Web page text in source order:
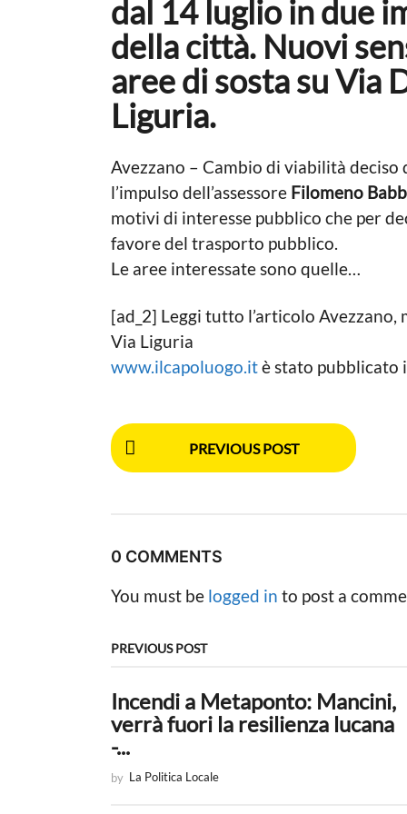
n
o
g
n
e
dal 14 luglio in due
della città. Nuovi
aree di sosta su Via
Liguria.
Avezzano – Cambio di viabilità deciso
l’impulso dell’assessore Filomeno
motivi di interesse pubblico che per
favore del trasporto pubblico.
Le aree interessate sono quelle…
[ad_2] Leggi tutto l’articolo
Via Liguria
www.ilcapoluogo.itè stato pubblicato
P
o
t
a
g
n
a
t
PREVIOUS POST
0 COMMENTS
You must be logged in to post a
PREVIOUS POST
Incendi a Metaponto: Mancini,
verrà fuori la resilienza lucana
-...
by La Politica Locale